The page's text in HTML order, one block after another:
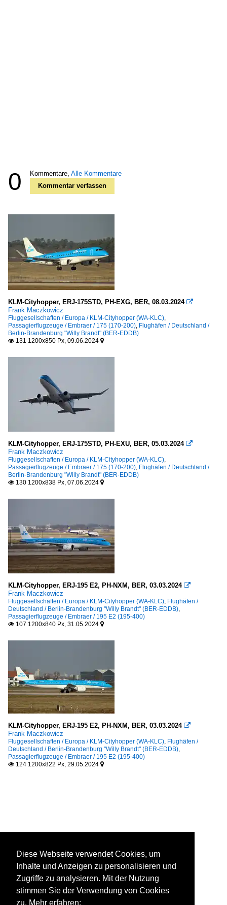
0 Kommentare, Alle Kommentare
Kommentar verfassen
KLM-Cityhopper, ERJ-175STD, PH-EXG, BER, 08.03.2024 
Frank Maczkowicz
Fluggesellschaften / Europa / KLM-Cityhopper (WA-KLC),
Passagierflugzeuge / Embraer / 175 (170-200), Flughäfen / Deutschland /
Berlin-Brandenburg "Willy Brandt" (BER-EDDB)
 131 1200x850 Px, 09.06.2024 
KLM-Cityhopper, ERJ-175STD, PH-EXU, BER, 05.03.2024 
Frank Maczkowicz
Fluggesellschaften / Europa / KLM-Cityhopper (WA-KLC),
Passagierflugzeuge / Embraer / 175 (170-200), Flughäfen / Deutschland /
Berlin-Brandenburg "Willy Brandt" (BER-EDDB)
 130 1200x838 Px, 07.06.2024 
KLM-Cityhopper, ERJ-195 E2, PH-NXM, BER, 03.03.2024 
Frank Maczkowicz
Fluggesellschaften / Europa / KLM-Cityhopper (WA-KLC), Flughäfen /
Deutschland / Berlin-Brandenburg "Willy Brandt" (BER-EDDB),
Passagierflugzeuge / Embraer / 195 E2 (195-400)
 107 1200x840 Px, 31.05.2024 
KLM-Cityhopper, ERJ-195 E2, PH-NXM, BER, 03.03.2024 
Frank Maczkowicz
Fluggesellschaften / Europa / KLM-Cityhopper (WA-KLC), Flughäfen /
Deutschland / Berlin-Brandenburg "Willy Brandt" (BER-EDDB),
Passagierflugzeuge / Embraer / 195 E2 (195-400)
 124 1200x822 Px, 29.05.2024 
Diese Webseite verwendet Cookies, um
Inhalte und Anzeigen zu personalisieren und
Zugriffe zu analysieren. Mit der Nutzung
stimmen Sie der Verwendung von Cookies
zu. Mehr erfahren: